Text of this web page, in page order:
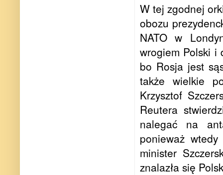
W tej zgodnej
obozu
NATO w
wrogiem Polski i
bo Rosja jest
także wielkie
Krzysztof
Reutera
nalegać na
ponieważ
minister
znalazła się